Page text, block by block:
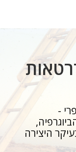
-
היצירה